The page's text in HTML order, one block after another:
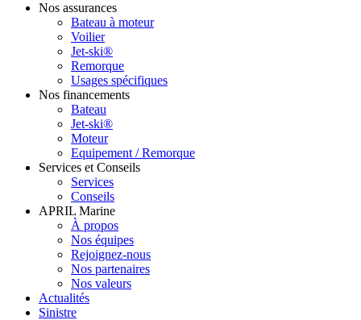
Nos assurances
Bateau à moteur
Voilier
Jet-ski®
Remorque
Usages spécifiques
Nos financements
Bateau
Jet-ski®
Moteur
Equipement / Remorque
Services et Conseils
Services
Conseils
APRIL Marine
À propos
Nos équipes
Rejoignez-nous
Nos partenaires
Nos valeurs
Actualités
Sinistre